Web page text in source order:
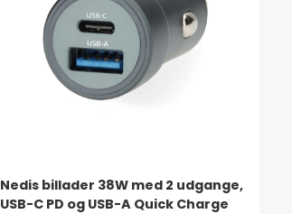
Nedis billader 38W med 2 udgange,
USB-C PD og USB-A Quick Charge